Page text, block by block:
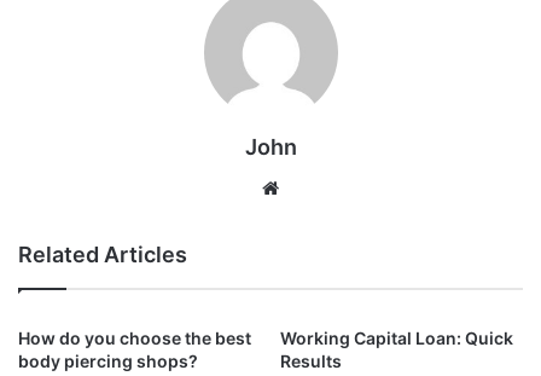
John
Related Articles
How do you choose the best
body piercing shops?
Working Capital Loan: Quick
Results